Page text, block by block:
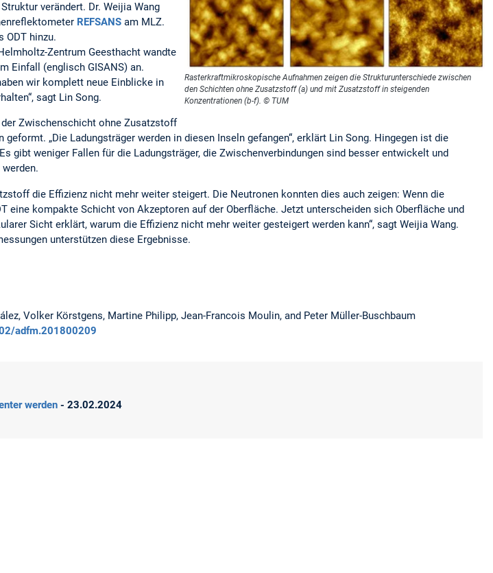
Rasterkraftmikroskopische Aufnahmen zeigen die Strukturunterschiede zwischen
den Schichten ohne Zusatzstoff (a) und mit Zusatzstoff in steigenden
Konzentrationen (b-f). © TUM
verändert. Dr. Weijia Wang
REFSANS am MLZ.
ODT hinzu.
Zentrum Geesthacht wandte
Einfall (englisch GISANS) an.
wir komplett neue Einblicke in
sagt Lin Song.
der Zwischenschicht ohne Zusatzstoff
„Die Ladungsträger werden in diesen Inseln gefangen“, erklärt Lin Song. Hingegen ist die
gibt weniger Fallen für die Ladungsträger, die Zwischenverbindungen sind besser entwickelt und
die Effizienz nicht mehr weiter steigert. Die Neutronen konnten dies auch zeigen: Wenn die
eine kompakte Schicht von Akzeptoren auf der Oberfläche. Jetzt unterscheiden sich Oberfläche und
Sicht erklärt, warum die Effizienz nicht mehr weiter gesteigert werden kann“, sagt Weijia Wang.
unterstützen diese Ergebnisse.
Volker Körstgens, Martine Philipp, Jean-Francois Moulin, and Peter Müller-Buschbaum
adfm.201800209
werden - 23.02.2024